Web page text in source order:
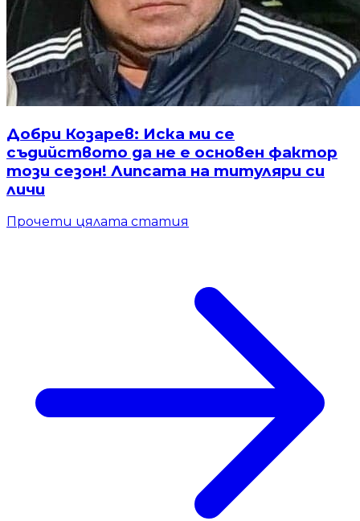
Добри Козарев: Иска ми се
съдийството да не е основен фактор
този сезон! Липсата на титуляри си
личи
Прочети цялата статия